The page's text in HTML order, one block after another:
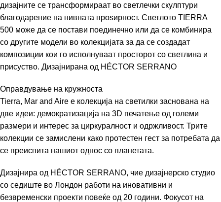
дизајните се трансформираат во светлечки скулптури
благодарение на нивната проѕирност. Светлото TIERRA
500 може да се постави поединечно или да се комбинира
со другите модели во колекцијата за да се создадат
композиции кои го исполнуваат просторот со светлина и
присуство. Дизајнирана од HÉCTOR SERRANO
Оправдување на кружноста
Tierra, Mar and Aire е колекција на светилки заснована на
две идеи: демократизација на 3D печатење од големи
размери и интерес за циркуралност и одржливост. Трите
колекции се замислени како протестен гест за потребата да
се преиспита нашиот однос со планетата.
Дизајнира од HÉCTOR SERRANO, чие дизајнерско студио
со седиште во Лондон работи на иновативни и
безвременски проекти повеќе од 20 години. Фокусот на